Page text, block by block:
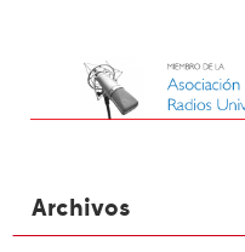
Archivos